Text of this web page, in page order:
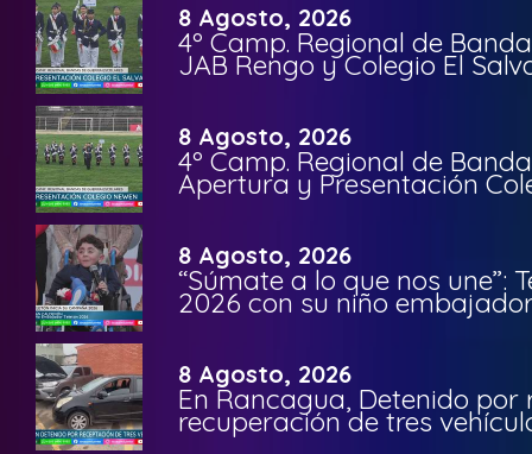
8 Agosto, 2026
4º Camp. Regional de
JAB Rengo y Colegio El
8 Agosto, 2026
4º Camp. Regional de
Apertura y Presentación
8 Agosto, 2026
“Súmate a lo que nos une”:
2026 con su niño
8 Agosto, 2026
En Rancagua, Detenido por
recuperación de tres